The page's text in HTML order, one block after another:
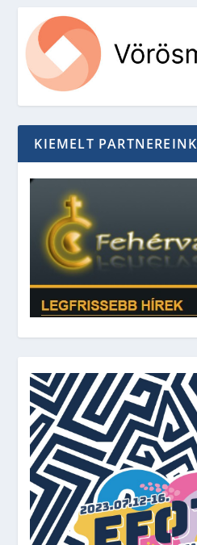
KIEMELT PARTNEREINK